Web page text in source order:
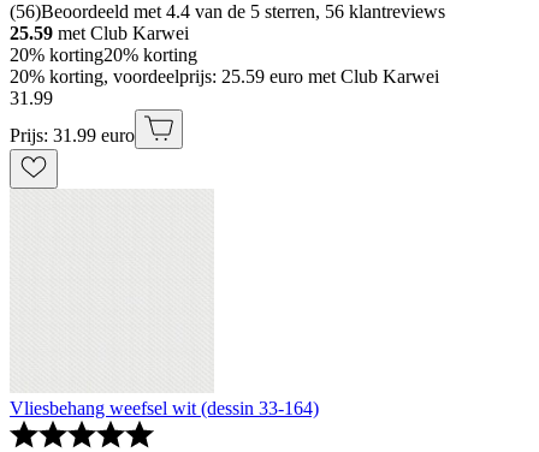
(56)Beoordeeld met 4.4 van de 5 sterren, 56 klantreviews
25.59 met Club Karwei
20% korting20% korting
20% korting, voordeelprijs: 25.59 euro met Club Karwei
31.99
Prijs: 31.99 euro
Vliesbehang weefsel wit (dessin 33-164)